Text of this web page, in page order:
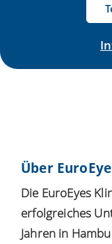
Über
Die EuroEyes
erfolgreiches
Jahren in